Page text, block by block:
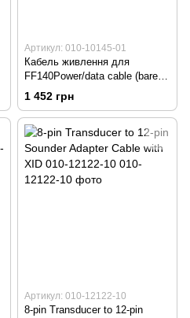
Артикул: 010-10145-01
Кабель живлення для
FF140Power/data cable (bare
wires) 010-10145-01
1 452 грн
Артикул: 010-12122-10
8-pin Transducer to 12-pin